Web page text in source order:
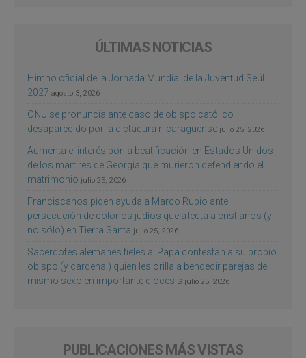
ÚLTIMAS NOTICIAS
Himno oficial de la Jornada Mundial de la Juventud Seúl
2027 agosto 3, 2026
ONU se pronuncia ante caso de obispo católico
desaparecido por la dictadura nicaragüense julio 25, 2026
Aumenta el interés por la beatificación en Estados Unidos
de los mártires de Georgia que murieron defendiendo el
matrimonio julio 25, 2026
Franciscanos piden ayuda a Marco Rubio ante
persecución de colonos judíos que afecta a cristianos (y
no sólo) en Tierra Santa julio 25, 2026
Sacerdotes alemanes fieles al Papa contestan a su propio
obispo (y cardenal) quien les orilla a bendecir parejas del
mismo sexo en importante diócesis julio 25, 2026
PUBLICACIONES MÁS VISTAS